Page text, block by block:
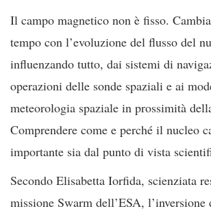
Il campo magnetico non è fisso.
tempo con l’evoluzione del flusso del
influenzando tutto, dai sistemi di
operazioni delle sonde spaziali e ai
meteorologia spaziale in prossimità
Comprendere come e perché il nucleo
importante sia dal punto di vista
Secondo Elisabetta Iorfida, scienziata
missione Swarm dell’ESA,